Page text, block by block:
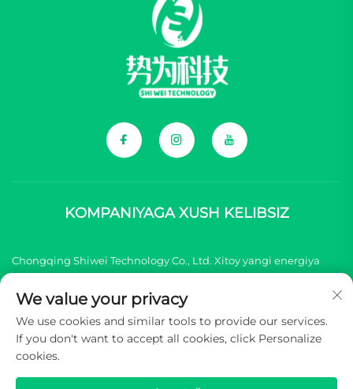
KOMPANIYAGA XUSH KELIBSIZ
Chongqing Shiwei Technology Co., Ltd. Xitoy yangi energiya
komponentlarni taqdim etish bilan shug'illanadi.
Mualliflik huquqi © 2025 Chongqing Shiwei Texnologiya
We value your privacy
We use cookies and similar tools to provide our services.
If you don't want to accept all cookies, click Personalize
cookies.